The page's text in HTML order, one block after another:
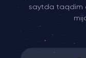
saytda taqdim